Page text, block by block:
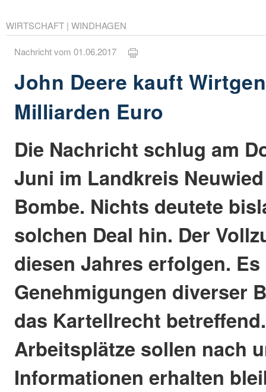
WIRTSCHAFT | WINDHAGEN
Nachricht vom 01.06.2017
John Deere kauft
Milliarden Euro
Die Nachricht schlug am
Juni im Landkreis
Bombe. Nichts deutete
solchen Deal hin. Der
diesen Jahres erfolgen.
Genehmigungen diverser
das Kartellrecht
Arbeitsplätze sollen nach
Informationen erhalten